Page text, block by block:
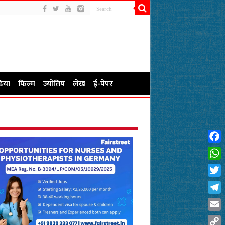
फिल्म ज्योतिष लेख ई-पेपर